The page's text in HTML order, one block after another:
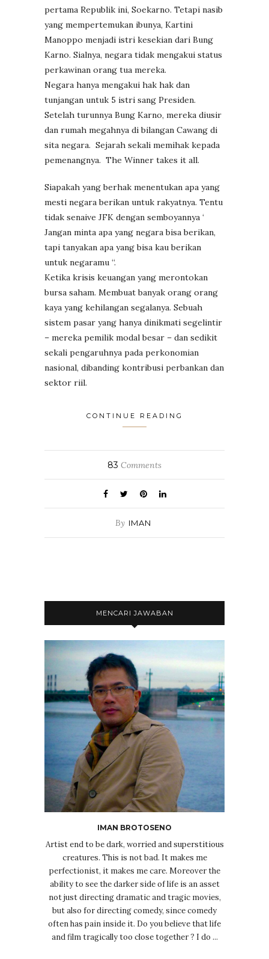
pertama Republik ini, Soekarno. Tetapi nasib
yang mempertemukan ibunya, Kartini
Manoppo menjadi istri kesekian dari Bung
Karno. Sialnya, negara tidak mengakui status
perkawinan orang tua mereka.
Negara hanya mengakui hak hak dan
tunjangan untuk 5 istri sang Presiden.
Setelah turunnya Bung Karno, mereka diusir
dan rumah megahnya di bilangan Cawang di
sita negara. Sejarah sekali memihak kepada
pemenangnya. The Winner takes it all.
Siapakah yang berhak menentukan apa yang
mesti negara berikan untuk rakyatnya. Tentu
tidak senaive JFK dengan semboyannya ‘
Jangan minta apa yang negara bisa berikan,
tapi tanyakan apa yang bisa kau berikan
untuk negaramu “.
Ketika krisis keuangan yang merontokan
bursa saham. Membuat banyak orang orang
kaya yang kehilangan segalanya. Sebuah
sistem pasar yang hanya dinikmati segelintir
– mereka pemilik modal besar – dan sedikit
sekali pengaruhnya pada perkonomian
nasional, dibanding kontribusi perbankan dan
sektor riil.
CONTINUE READING
83 Comments
By IMAN
MENCARI JAWABAN
IMAN BROTOSENO
Artist end to be dark, worried and superstitious
creatures. This is not bad. It makes me
perfectionist, it makes me care. Moreover the
ability to see the darker side of life is an asset
not just directing dramatic and tragic movies,
but also for directing comedy, since comedy
often has pain inside it. Do you believe that life
and film tragically too close together ? I do ...